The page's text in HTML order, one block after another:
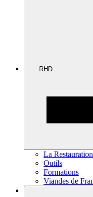
RHD
La
Outils
Formations
Viandes de